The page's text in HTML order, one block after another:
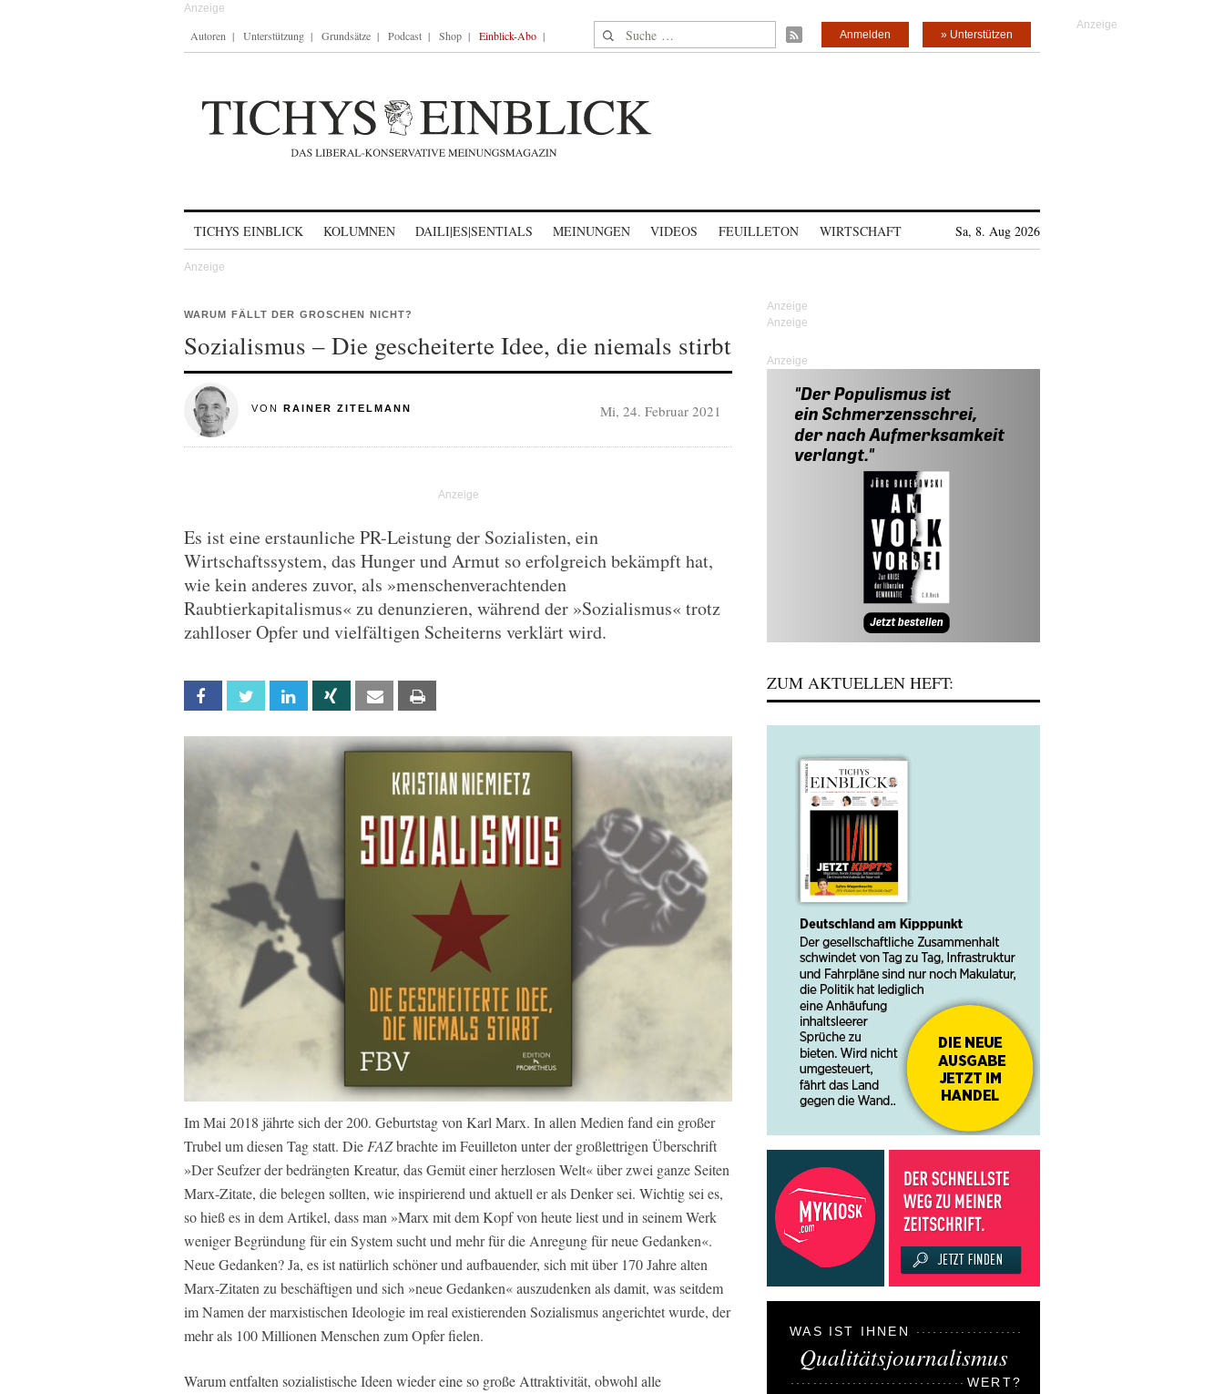
Autoren Unterstützung Grundsätze Podcast Shop Einblick-Abo Suche nach: » Unterstützen
Anmelden
TICHYS EINBLICK KOLUMNEN DAILI|ES|SENTIALS MEINUNGEN VIDEOS FEUILLETON WIRTSCHAFT Sa, 8. Aug 2026
WARUM FÄLLT DER GROSCHEN NICHT?
Sozialismus – Die gescheiterte Idee, die niemals stirbt
VON RAINER ZITELMANN Mi, 24. Februar 2021
Es ist eine erstaunliche PR-Leistung der Sozialisten, ein
Wirtschaftssystem, das Hunger und Armut so erfolgreich bekämpft hat,
wie kein anderes zuvor, als »menschenverachtenden
Raubtierkapitalismus« zu denunzieren, während der »Sozialismus« trotz
zahlloser Opfer und vielfältigen Scheiterns verklärt wird.
Facebook Twitter Linkedin Xing Email
Im Mai 2018 jährte sich der 200. Geburtstag von Karl Marx. In allen Medien fand ein großer
Trubel um diesen Tag statt. Die FAZbrachte im Feuilleton unter der großlettrigen Überschrift
»Der Seufzer der bedrängten Kreatur, das Gemüt einer herzlosen Welt« über zwei ganze Seiten
Marx-Zitate, die belegen sollten, wie inspirierend und aktuell er als Denker sei. Wichtig sei es,
so hieß es in dem Artikel, dass man »Marx mit dem Kopf von heute liest und in seinem Werk
weniger Begründung für ein System sucht und mehr für die Anregung für neue Gedanken«.
Neue Gedanken? Ja, es ist natürlich schöner und aufbauender, sich mit über 170 Jahre alten
Marx-Zitaten zu beschäftigen und sich »neue Gedanken« auszudenken als damit, was seitdem
im Namen der marxistischen Ideologie im real existierenden Sozialismus angerichtet wurde, der
mehr als 100 Millionen Menschen zum Opfer fielen.
Warum entfalten sozialistische Ideen wieder eine so große Attraktivität, obwohl alle
Anzeige
ZUM AKTUELLEN HEFT:
WAS IST IHNEN
Qualitätsjournalismus
WERT?